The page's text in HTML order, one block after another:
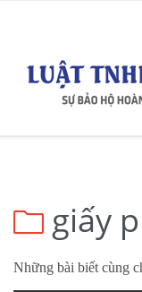
 giấy
Những bài biết cùng